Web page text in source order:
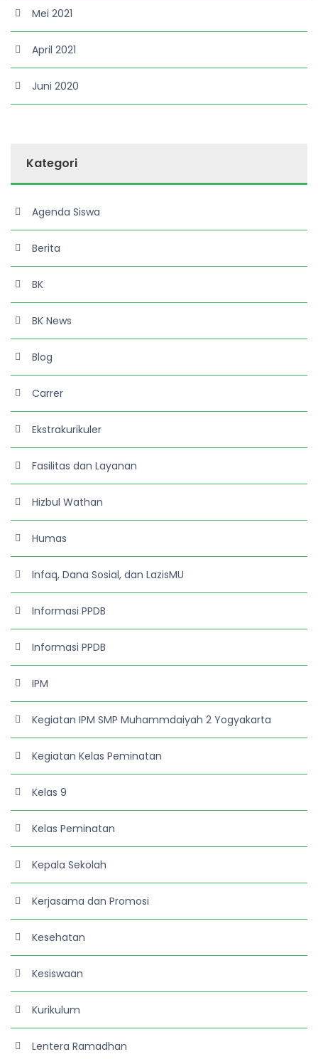
Mei 2021
April 2021
Juni 2020
Kategori
Agenda Siswa
Berita
BK
BK News
Blog
Carrer
Ekstrakurikuler
Fasilitas dan Layanan
Hizbul Wathan
Humas
Infaq, Dana Sosial, dan LazisMU
Informasi PPDB
Informasi PPDB
IPM
Kegiatan IPM SMP Muhammdaiyah 2 Yogyakarta
Kegiatan Kelas Peminatan
Kelas 9
Kelas Peminatan
Kepala Sekolah
Kerjasama dan Promosi
Kesehatan
Kesiswaan
Kurikulum
Lentera Ramadhan